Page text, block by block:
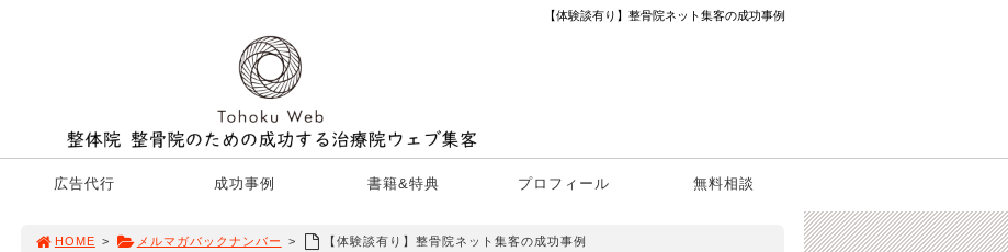
【体験談有り】整骨院ネット集客の成功事例
広告代行 成功事例 書籍&特典 プロフィール 無料相談
HOME > メルマガバックナンバー > 【体験談有り】整骨院ネット集客の成功事例